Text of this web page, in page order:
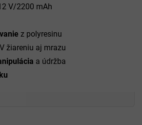
V/2200 mAh
z polyresinu
žiareniu aj mrazu
a údržba